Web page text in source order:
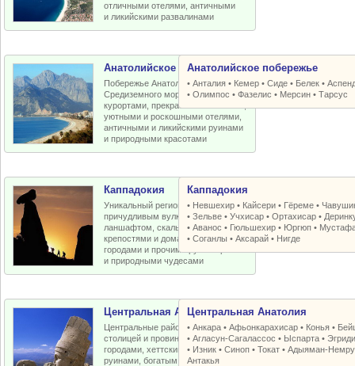
отличными отелями, античными
и ликийскими развалинами
Анатолийское побережье
Побережье Анатолийской бухты
Средиземного моря с отличными
курортами, прекрасными пляжами,
уютными и роскошными отелями,
античными и ликийскими руинами
и природными красотами
Анатолийское побережье
•Анталия • Кемер •Сиде • Белек •
•Олимпос •Фазелис • Мерсин •Тарсус
Каппадокия
Уникальный регион Турции с
причудливым вулканическим
ланшафтом, скальными церквями,
крепостями и домами, пещерными
городами и прочими рукотворными
и природными чудесами
Каппадокия
• Невшехир • Кайсери • Гёреме •
•Зельве •Учхисар •Ортахисар •
•Аванос • Гюльшехир • Юргюп •
•Соганлы •Аксарай • Нигде
Центральная Анатолия
Центральные районы Турции со
столицей и провинциальными
городами, хеттскими и античными
руинами, богатым византийским
Центральная Анатолия
•Анкара •Афьонкарахисар • Конья •
•Агласун-Сагалассос • Ыспарта •
• Изник •Синоп •Токат •Адыяман-
Антакья